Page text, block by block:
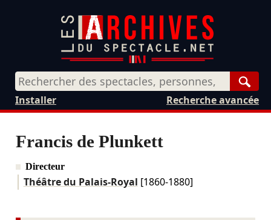
Recherche avancée
Installer
Francis de Plunkett
Directeur
Théâtre du Palais-Royal [1860-1880]